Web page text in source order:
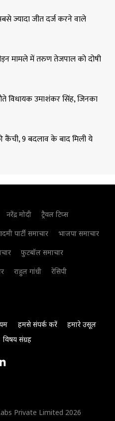
ज्यादा जीत दर्ज करने वाले
मामले में तरुण तेजपाल को दोषी
विधायक उमाशंकर सिंह, जिनका
कैंची, 9 बदलाव के बाद मिली ये
नरेंद्र मोदी
ट्रैवल टिप्स
पार्टी समाचार
भाजपा समाचार
फुटबॉल समाचार
राहुल गांधी
रेसिपी
हमसे संपर्क करें
हमारे उसूल
विषय संग्रह
Private Limited 2026